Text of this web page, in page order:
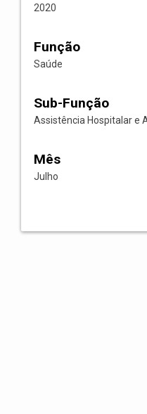
2020
Função
Saúde
Sub-Função
Assistência Hospitalar e
Mês
Julho